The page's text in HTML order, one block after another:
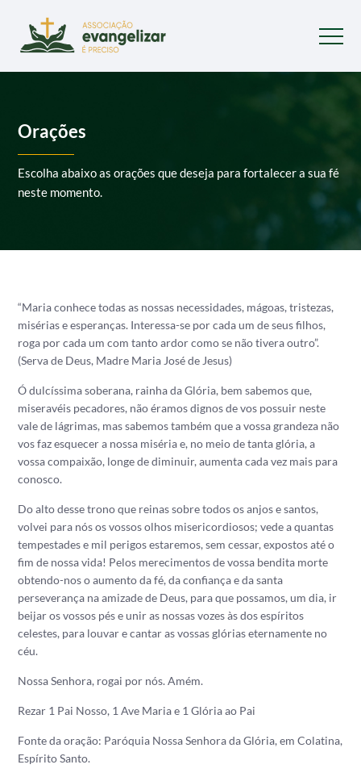
Orações
Escolha abaixo as orações que deseja para fortalecer a sua fé
neste momento.
“Maria conhece todas as nossas necessidades, mágoas, tristezas,
misérias e esperanças. Interessa-se por cada um de seus filhos,
roga por cada um com tanto ardor como se não tivera outro”.
(Serva de Deus, Madre Maria José de Jesus)
Ó dulcíssima soberana, rainha da Glória, bem sabemos que,
miseravéis pecadores, não éramos dignos de vos possuir neste
vale de lágrimas, mas sabemos também que a vossa grandeza não
vos faz esquecer a nossa miséria e, no meio de tanta glória, a
vossa compaixão, longe de diminuir, aumenta cada vez mais para
conosco.
Do alto desse trono que reinas sobre todos os anjos e santos,
volvei para nós os vossos olhos misericordiosos; vede a quantas
tempestades e mil perigos estaremos, sem cessar, expostos até o
fim de nossa vida! Pelos merecimentos de vossa bendita morte
obtendo-nos o aumento da fé, da confiança e da santa
perseverança na amizade de Deus, para que possamos, um dia, ir
beijar os vossos pés e unir as nossas vozes às dos espíritos
celestes, para louvar e cantar as vossas glórias eternamente no
céu.
Nossa Senhora, rogai por nós. Amém.
Rezar 1 Pai Nosso, 1 Ave Maria e 1 Glória ao Pai
Fonte da oração: Paróquia Nossa Senhora da Glória, em Colatina,
Espírito Santo.